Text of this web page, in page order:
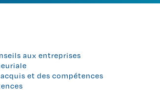
aux entreprises
et des compétences